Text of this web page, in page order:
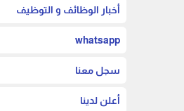
أخبار الوظائف و التوظيف
whatsapp
سجل معنا
أعلن لدينا